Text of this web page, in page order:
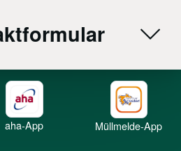
aha-App
Müllmelde-App